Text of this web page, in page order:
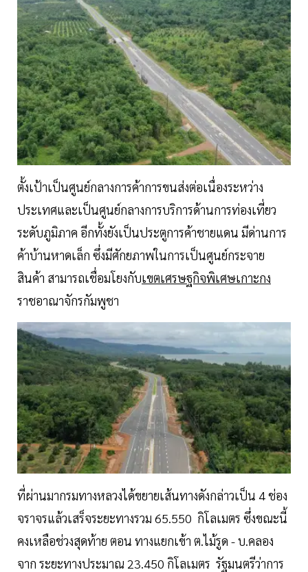
ตั้งเป้าเป็นศูนย์กลางการค้าการขนส่งต่อเนื่องระหว่าง
ประเทศและเป็นศูนย์กลางการบริการด้านการท่องเที่ยว
ระดับภูมิภาค อีกทั้งยังเป็นประตูการค้าชายแดน มีด่านการ
ค้าบ้านหาดเล็ก ซึ่งมีศักยภาพในการเป็นศูนย์กระจาย
สินค้า สามารถเชื่อมโยงกับเขตเศรษฐกิจพิเศษเกาะกง
ราชอาณาจักรกัมพูชา
ที่ผ่านมากรมทางหลวงได้ขยายเส้นทางดังกล่าวเป็น 4 ช่อง
จราจรแล้วเสร็จระยะทางรวม 65.550 กิโลเมตร ซึ่งขณะนี้
คงเหลือช่วงสุดท้าย ตอน ทางแยกเข้า ต.ไม้รูด - บ.คลอง
จาก ระยะทางประมาณ 23.450 กิโลเมตร รัฐมนตรีว่าการ